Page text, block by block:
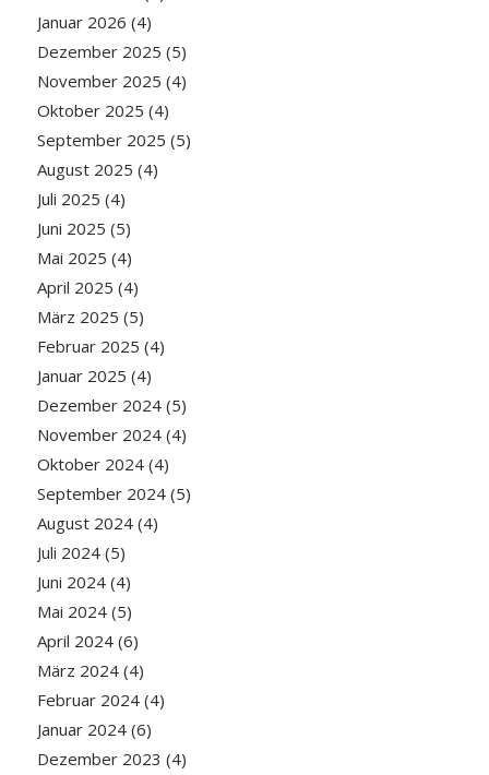
Januar 2026 (4)
Dezember 2025 (5)
November 2025 (4)
Oktober 2025 (4)
September 2025 (5)
August 2025 (4)
Juli 2025 (4)
Juni 2025 (5)
Mai 2025 (4)
April 2025 (4)
März 2025 (5)
Februar 2025 (4)
Januar 2025 (4)
Dezember 2024(5)
November 2024(4)
Oktober 2024(4)
September 2024(5)
August 2024(4)
Juli 2024(5)
Juni 2024(4)
Mai 2024(5)
April 2024(6)
März 2024(4)
Februar 2024(4)
Januar 2024(6)
Dezember 2023 (4)